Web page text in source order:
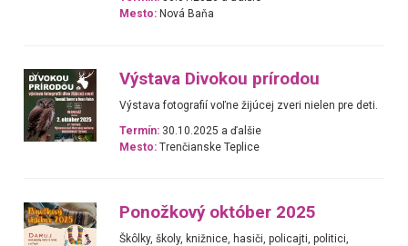
Mesto: Nová Baňa
Výstava Divokou prírodou
Výstava fotografií voľne žijúcej zveri nielen pre deti.
Termín: 30.10.2025 a ďalšie
Mesto: Trenčianske Teplice
Ponožkový október 2025
Škôlky, školy, knižnice, hasiči, policajti, politici,